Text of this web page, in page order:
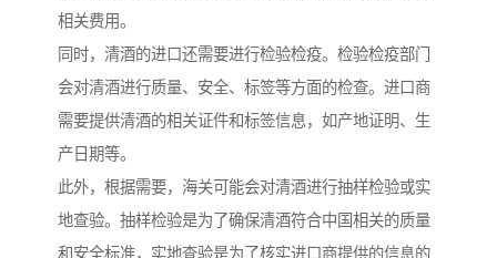
相关费用。
同时，清酒的进口还需要进行检验检疫。检验检疫部门
会对清酒进行质量、安全、标签等方面的检查。进口商
需要提供清酒的相关证件和标签信息，如产地证明、生
产日期等。
此外，根据需要，海关可能会对清酒进行抽样检验或实
地查验。抽样检验是为了确保清酒符合中国相关的质量
和安全标准，实地查验是为了核实进口商提供的信息的